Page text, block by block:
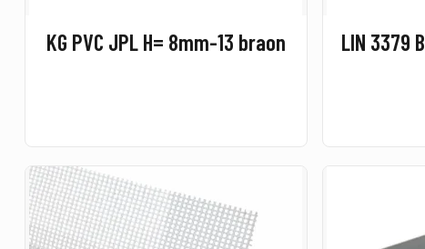
KG PVC JPL H= 8mm-13 braon LIN 3379